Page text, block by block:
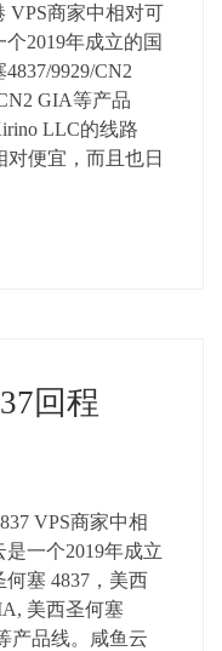
VPS商家中相对可
2019年成立的国
9929/CN2
GIA等产品
LLC的线路
对便宜，而且也日
回程
VPS商家中相
一个2019年成立
塞 4837，美西
美西圣何塞
产品线。咸鱼云